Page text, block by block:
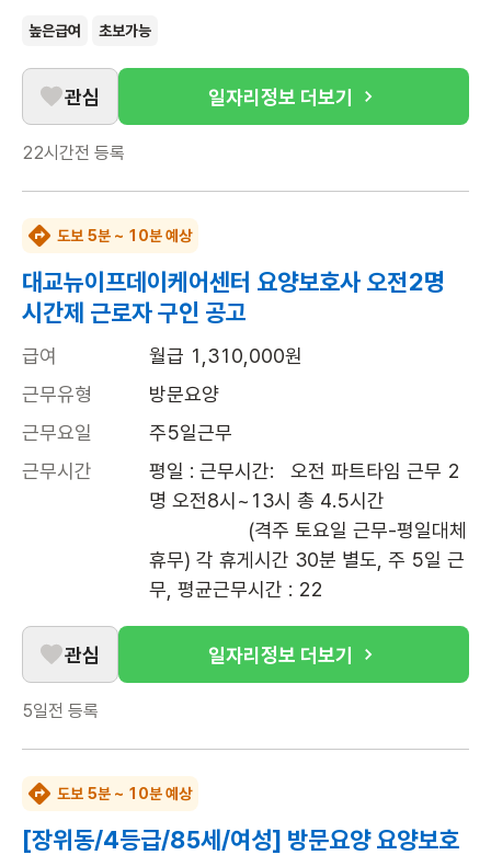
높은급여 초보가능
관심 일자리정보 더보기
22시간전 등록
도보 5분 ~ 10분 예상
대교뉴이프데이케어센터 요양보호사 오전2명
시간제 근로자 구인 공고
급여
월급 1,310,000원
근무유형
방문요양
근무요일
주5일근무
근무시간
평일 : 근무시간:   오전 파트타임 근무 2
명 오전8시~13시 총 4.5시간
휴무) 각 휴게시간 30분 별도, 주 5일 근
무, 평균근무시간 : 22
관심 일자리정보 더보기
5일전 등록
도보 5분 ~ 10분 예상
[장위동/4등급/85세/여성] 방문요양 요양보호